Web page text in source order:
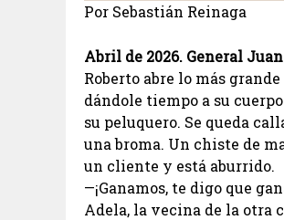
Por Sebastián Reinaga
Abril de 2026. General
Roberto abre lo más
dándole tiempo a su
su peluquero. Se queda
una broma. Un chiste de
un cliente y está aburrido.
—¡Ganamos, te digo que
Adela, la vecina de la otra